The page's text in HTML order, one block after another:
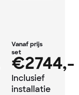
Vanaf prijs
set
€2744,-
Inclusief
installatie